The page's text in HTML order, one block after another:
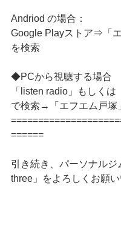
Andriod の場合：
Google Playストア⇒「エ
を検索
◆PCから視聴する場合
「listen radio」もしくは
で検索→「エフエム戸塚
======
引き続き、パーソナルジ
three」をよろしくお願い